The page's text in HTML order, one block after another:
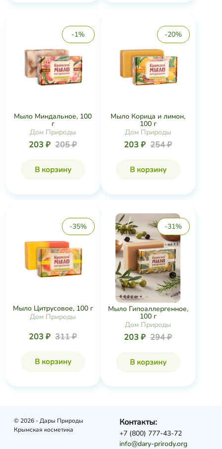
-1%
Мыло Миндальное, 100
г
Дом Природы
203 ₽ 205 ₽
В корзину
-20%
Мыло Корица и лимон,
100 г
Дом Природы
203 ₽ 254 ₽
В корзину
-35%
Мыло Цитрусовое, 100 г
Дом Природы
203 ₽ 311 ₽
В корзину
-31%
Мыло Гипоаллергенное,
100 г
Дом Природы
203 ₽ 294 ₽
В корзину
© 2026 - Дары Природы
Крымская косметика
Контакты:
+7 (800) 777-43-72
info@dary-prirody.org